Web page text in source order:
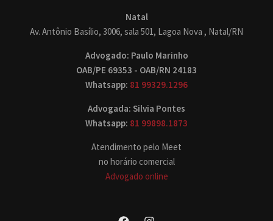
Natal
Av. Antônio Basílio, 3006, sala 501, Lagoa Nova , Natal/RN
Advogado: Paulo Marinho
OAB/PE 69353 - OAB/RN 24183
Whatsapp: 81 99329.1296
Advogada: Silvia Pontes
Whatsapp: 81 99898.1873
Atendimento pelo Meet
no horário comercial
Advogado online